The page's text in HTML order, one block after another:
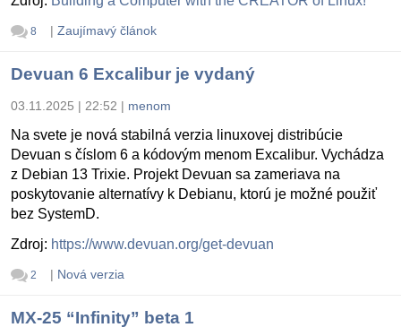
8 | Zaujímavý článok
Devuan 6 Excalibur je vydaný
03.11.2025 | 22:52 | menom
Na svete je nová stabilná verzia linuxovej distribúcie
Devuan s číslom 6 a kódovým menom Excalibur. Vychádza
z Debian 13 Trixie. Projekt Devuan sa zameriava na
poskytovanie alternatívy k Debianu, ktorú je možné použiť
bez SystemD.
Zdroj: https://www.devuan.org/get-devuan
2 | Nová verzia
MX-25 “Infinity” beta 1